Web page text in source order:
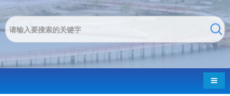
导航